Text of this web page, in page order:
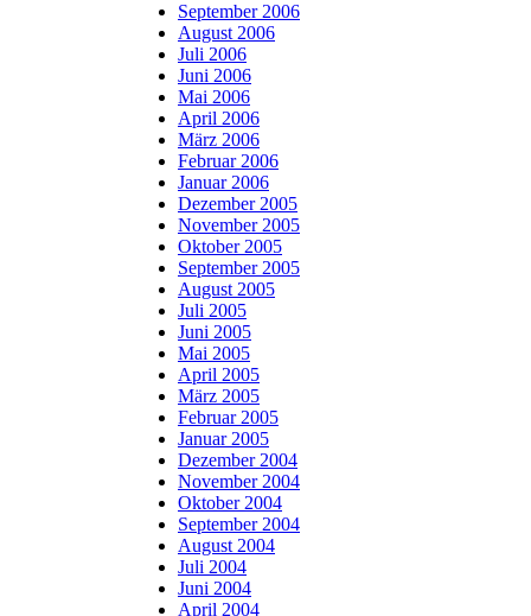
September 2006
August 2006
Juli 2006
Juni 2006
Mai 2006
April 2006
März 2006
Februar 2006
Januar 2006
Dezember 2005
November 2005
Oktober 2005
September 2005
August 2005
Juli 2005
Juni 2005
Mai 2005
April 2005
März 2005
Februar 2005
Januar 2005
Dezember 2004
November 2004
Oktober 2004
September 2004
August 2004
Juli 2004
Juni 2004
April 2004